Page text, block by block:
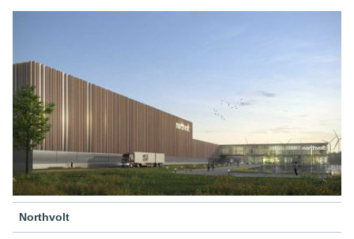
Northvolt